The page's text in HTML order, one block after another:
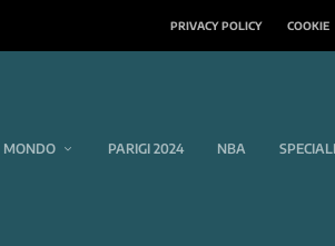
PRIVACY POLICY COOKIE
MONDO PARIGI 2024 NBA